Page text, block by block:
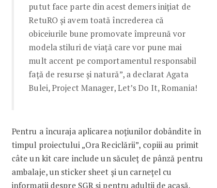
putut face parte din acest demers inițiat de
RetuRO și avem toată încrederea că
obiceiurile bune promovate împreună vor
modela stiluri de viață care vor pune mai
mult accent pe comportamentul responsabil
față de resurse și natură”, a declarat Agata
Bulei, Project Manager, Let’s Do It, Romania!
Pentru a încuraja aplicarea noțiunilor dobândite în
timpul proiectului „Ora Reciclării”, copiii au primit
câte un kit care include un săculeț de pânză pentru
ambalaje, un sticker sheet și un carnețel cu
informații despre SGR și pentru adulții de acasă.